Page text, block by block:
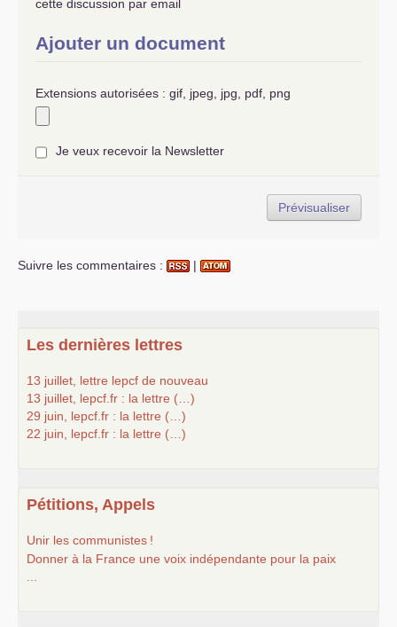
cette discussion par email
Ajouter un document
Extensions autorisées : gif, jpeg, jpg, pdf, png
Je veux recevoir la Newsletter
Suivre les commentaires : |
Les dernières lettres
13 juillet, lettre lepcf de nouveau
13 juillet, lepcf.fr : la lettre (…)
29 juin, lepcf.fr : la lettre (…)
22 juin, lepcf.fr : la lettre (…)
Pétitions, Appels
Unir les communistes !
Donner à la France une voix indépendante pour la paix